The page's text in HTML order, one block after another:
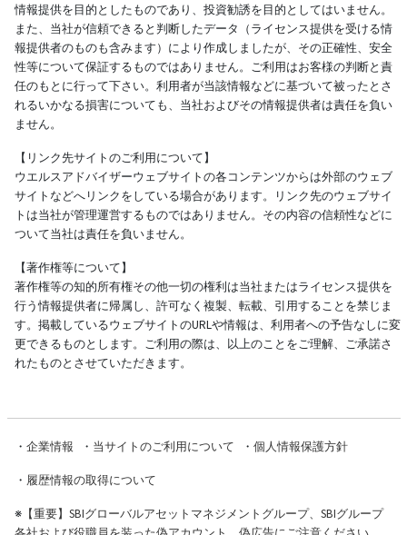
情報提供を目的としたものであり、投資勧誘を目的としてはいません。
また、当社が信頼できると判断したデータ（ライセンス提供を受ける情
報提供者のものも含みます）により作成しましたが、その正確性、安全
性等について保証するものではありません。ご利用はお客様の判断と責
任のもとに行って下さい。利用者が当該情報などに基づいて被ったとさ
れるいかなる損害についても、当社およびその情報提供者は責任を負い
ません。
【リンク先サイトのご利用について】
ウエルスアドバイザーウェブサイトの各コンテンツからは外部のウェブ
サイトなどへリンクをしている場合があります。リンク先のウェブサイ
トは当社が管理運営するものではありません。その内容の信頼性などに
ついて当社は責任を負いません。
【著作権等について】
著作権等の知的所有権その他一切の権利は当社またはライセンス提供を
行う情報提供者に帰属し、許可なく複製、転載、引用することを禁じま
す。掲載しているウェブサイトのURLや情報は、利用者への予告なしに変
更できるものとします。ご利用の際は、以上のことをご理解、ご承諾さ
れたものとさせていただきます。
・ 企業情報 ・ 当サイトのご利用について ・ 個人情報保護方針
・ 履歴情報の取得について
※【重要】SBIグローバルアセットマネジメントグループ、SBIグループ